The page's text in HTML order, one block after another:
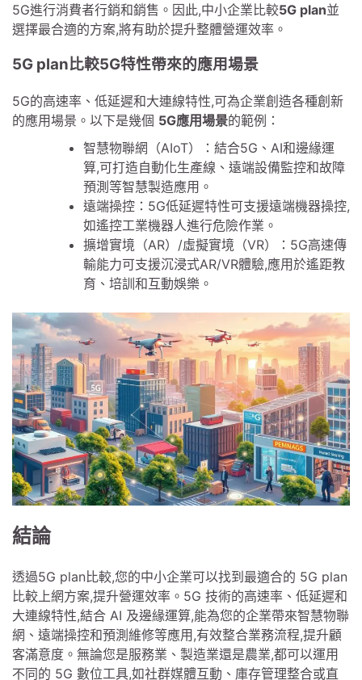
5G進行消費者行銷和銷售。因此,中小企業比較5G plan並
選擇最合適的方案,將有助於提升整體營運效率。
5G plan比較5G特性帶來的應用場景
5G的高速率、低延遲和大連線特性,可為企業創造各種創新
的應用場景。以下是幾個 5G應用場景的範例：
智慧物聯網（AIoT）：結合5G、AI和邊緣運
算,可打造自動化生產線、遠端設備監控和故障
預測等智慧製造應用。
遠端操控：5G低延遲特性可支援遠端機器操控,
如遙控工業機器人進行危險作業。
擴增實境（AR）/虛擬實境（VR）：5G高速傳
輸能力可支援沉浸式AR/VR體驗,應用於遙距教
育、培訓和互動娛樂。
結論
透過5G plan比較,您的中小企業可以找到最適合的 5G plan
比較上網方案,提升營運效率。5G 技術的高速率、低延遲和
大連線特性,結合 AI 及邊緣運算,能為您的企業帶來智慧物聯
網、遠端操控和預測維修等應用,有效整合業務流程,提升顧
客滿意度。無論您是服務業、製造業還是農業,都可以運用
不同的 5G 數位工具,如社群媒體互動、庫存管理整合或直